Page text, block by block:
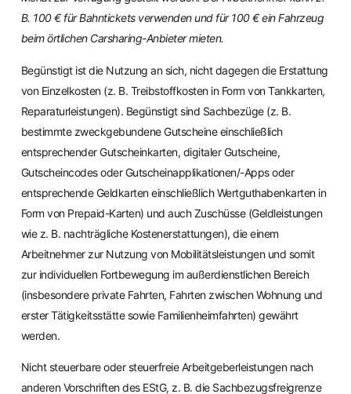
B. 100 € für Bahntickets verwenden und für 100 € ein Fahrzeug
beim örtlichen Carsharing-Anbieter mieten.
Begünstigt ist die Nutzung an sich, nicht dagegen die Erstattung
von Einzelkosten (z. B. Treibstoffkosten in Form von Tankkarten,
Reparaturleistungen). Begünstigt sind Sachbezüge (z. B.
bestimmte zweckgebundene Gutscheine einschließlich
entsprechender Gutscheinkarten, digitaler Gutscheine,
Gutscheincodes oder Gutscheinapplikationen/-Apps oder
entsprechende Geldkarten einschließlich Wertguthabenkarten in
Form von Prepaid-Karten) und auch Zuschüsse (Geldleistungen
wie z. B. nachträgliche Kostenerstattungen), die einem
Arbeitnehmer zur Nutzung von Mobilitätsleistungen und somit
zur individuellen Fortbewegung im außerdienstlichen Bereich
(insbesondere private Fahrten, Fahrten zwischen Wohnung und
erster Tätigkeitsstätte sowie Familienheimfahrten) gewährt
werden.
Nicht steuerbare oder steuerfreie Arbeitgeberleistungen nach
anderen Vorschriften des EStG, z. B. die Sachbezugsfreigrenze